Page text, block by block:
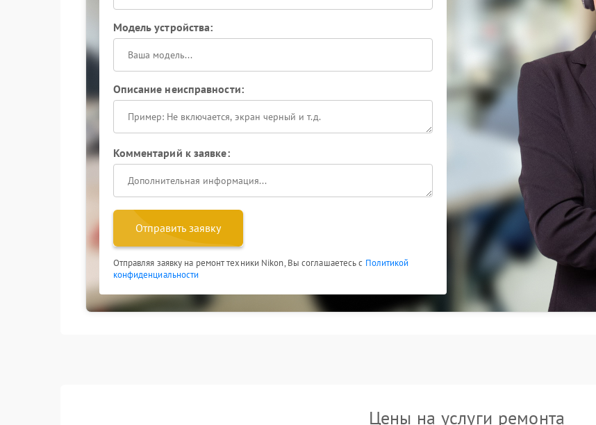
Модель устройства:
Описание неисправности:
Комментарий к заявке:
Отправить заявку
Отправляя заявку на ремонт техники Nikon, Вы соглашаетесь с Политикой
конфиденциальности
Цены на услуги ремонта